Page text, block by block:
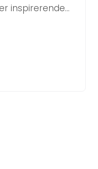
inspirerende